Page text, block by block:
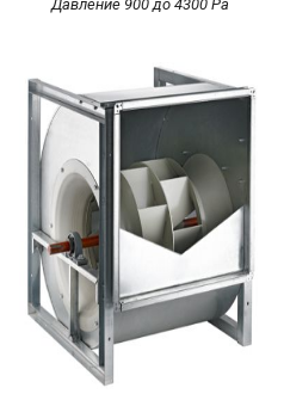
Давление 900 до 4300 Ра